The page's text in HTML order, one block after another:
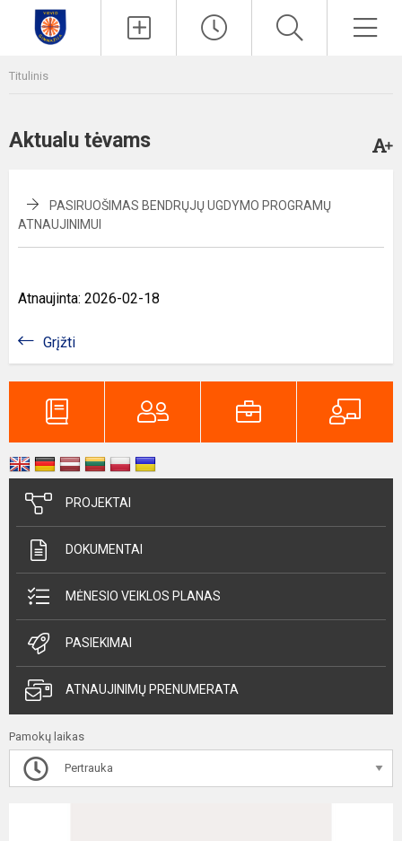
Titulinis
Aktualu tėvams
PASIRUOŠIMAS BENDRŲJŲ UGDYMO PROGRAMŲ
ATNAUJINIMUI
Atnaujinta: 2026-02-18
Grįžti
PROJEKTAI
DOKUMENTAI
MĖNESIO VEIKLOS PLANAS
PASIEKIMAI
ATNAUJINIMŲ PRENUMERATA
Pamokų laikas
Pertrauka